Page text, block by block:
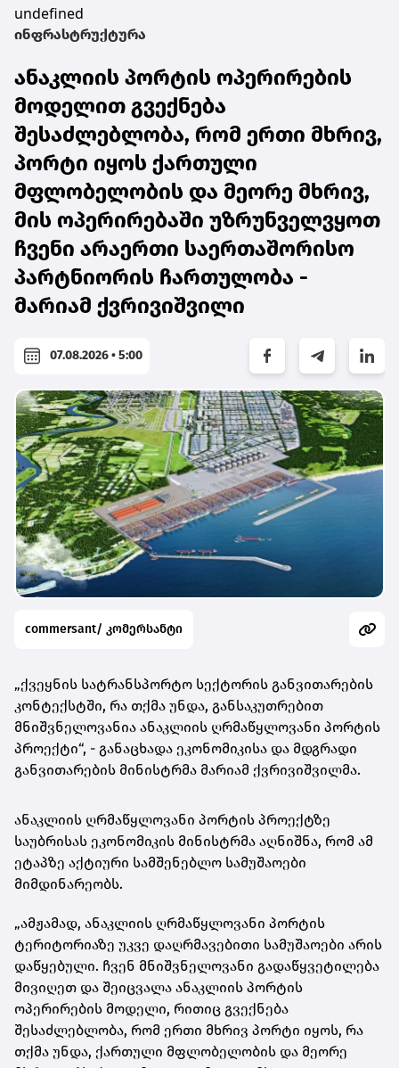
undefined
ინფრასტრუქტურა
ანაკლიის პორტის ოპერირების
მოდელით გვექნება
შესაძლებლობა, რომ ერთი მხრივ,
პორტი იყოს ქართული
მფლობელობის და მეორე მხრივ,
მის ოპერირებაში უზრუნველვყოთ
ჩვენი არაერთი საერთაშორისო
პარტნიორის ჩართულობა -
მარიამ ქვრივიშვილი
07.08.2026 • 5:00
commersant/ კომერსანტი
„ქვეყნის სატრანსპორტო სექტორის განვითარების
კონტექსტში, რა თქმა უნდა, განსაკუთრებით
მნიშვნელოვანია ანაკლიის ღრმაწყლოვანი პორტის
პროექტი“, - განაცხადა ეკონომიკისა და მდგრადი
განვითარების მინისტრმა მარიამ ქვრივიშვილმა.
ანაკლიის ღრმაწყლოვანი პორტის პროექტზე
საუბრისას ეკონომიკის მინისტრმა აღნიშნა, რომ ამ
ეტაპზე აქტიური სამშენებლო სამუშაოები
მიმდინარეობს.
„ამჟამად, ანაკლიის ღრმაწყლოვანი პორტის
ტერიტორიაზე უკვე დაღრმავებითი სამუშაოები არის
დაწყებული. ჩვენ მნიშვნელოვანი გადაწყვეტილება
მივიღეთ და შეიცვალა ანაკლიის პორტის
ოპერირების მოდელი, რითიც გვექნება
შესაძლებლობა, რომ ერთი მხრივ პორტი იყოს, რა
თქმა უნდა, ქართული მფლობელობის და მეორე